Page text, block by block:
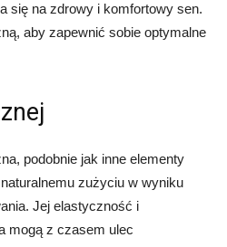
się na zdrowy i komfortowy sen.
aby zapewnić sobie optymalne
podobnie jak inne elementy
zużyciu w wyniku
Jej elastyczność i
mogą z czasem ulec